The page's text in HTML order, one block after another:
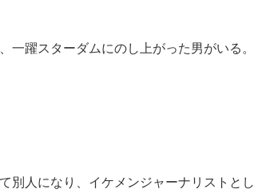
躍スターダムにのし上がった男がいる。
別人になり、イケメンジャーナリストとし